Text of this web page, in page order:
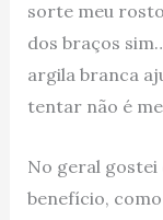
sorte meu
dos braços
argila branca
tentar não é
No geral
benefício,